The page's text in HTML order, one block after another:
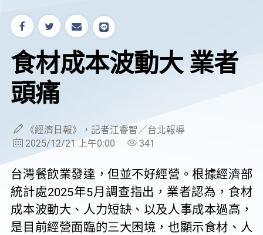
食材成本波動大 業者
頭痛
《經濟日報》，記者江睿智／台北報導
2025/12/21 上午0:00
341
台灣餐飲業發達，但並不好經營。根據經濟部
統計處2025年5月調查指出，業者認為，食材
成本波動大、人力短缺、以及人事成本過高，
是目前經營面臨的三大困境，也顯示食材、人